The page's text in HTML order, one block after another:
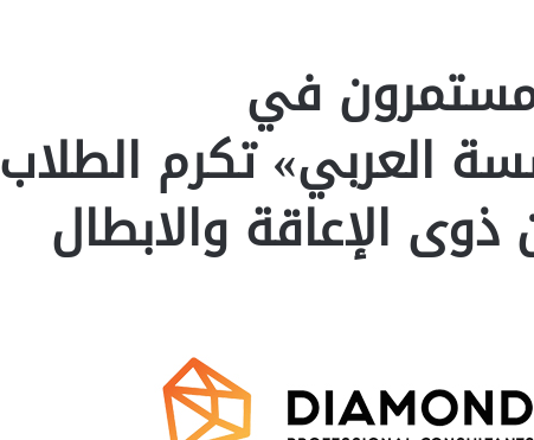
في
العربي» تكرم الطلاب
الإعاقة والابطال